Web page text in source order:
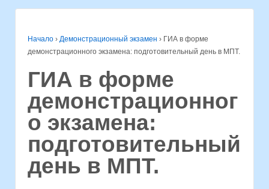
Начало › Демонстрационный экзамен › ГИА в форме
демонстрационного экзамена: подготовительный день в МПТ.
ГИА в форме
демонстрационног
о экзамена:
подготовительный
день в МПТ.